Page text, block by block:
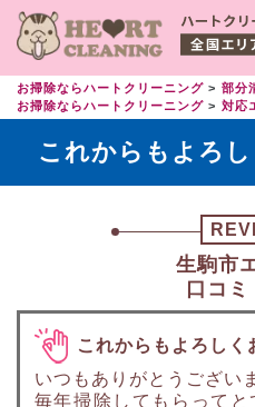
お掃除ならハートクリーニング 部分
お掃除ならハートクリーニング
対応
これからもよろ
生駒市
口コ
これからもよろしく
いつもありがとうござい
毎年掃除してもらって